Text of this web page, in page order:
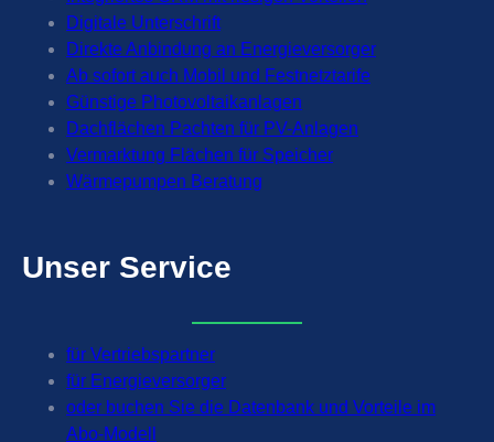
Digitale Unterschrift
Direkte Anbindung an Energieversorger
Ab sofort auch Mobil und Festnetztarife
Günstige Photovoltaikanlagen
Dachflächen Pachten für PV-Anlagen
Vermarktung Flächen für Speicher
Wärmepumpen Beratung
Unser Service
für Vertriebspartner
für Energieversorger
oder buchen Sie die Datenbank und Vorteile im
Abo-Modell